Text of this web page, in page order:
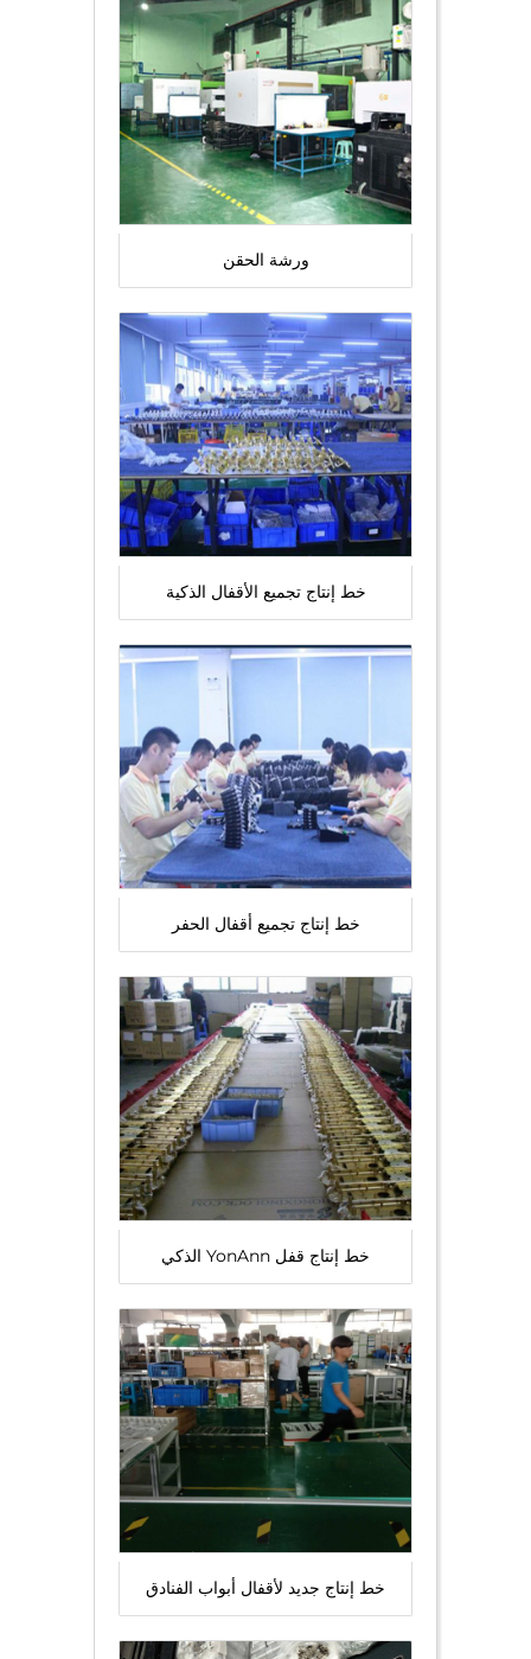
ورشة الحقن
خط إنتاج تجميع الأقفال الذكية
خط إنتاج تجميع أقفال الحفر
خط إنتاج قفل YonAnn الذكي
خط إنتاج جديد لأقفال أبواب الفنادق